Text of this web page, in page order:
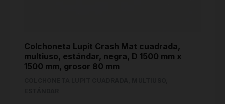
Colchoneta Lupit Crash Mat cuadrada,
multiuso, estándar, negra, D 1500 mm x
1500 mm, grosor 80 mm